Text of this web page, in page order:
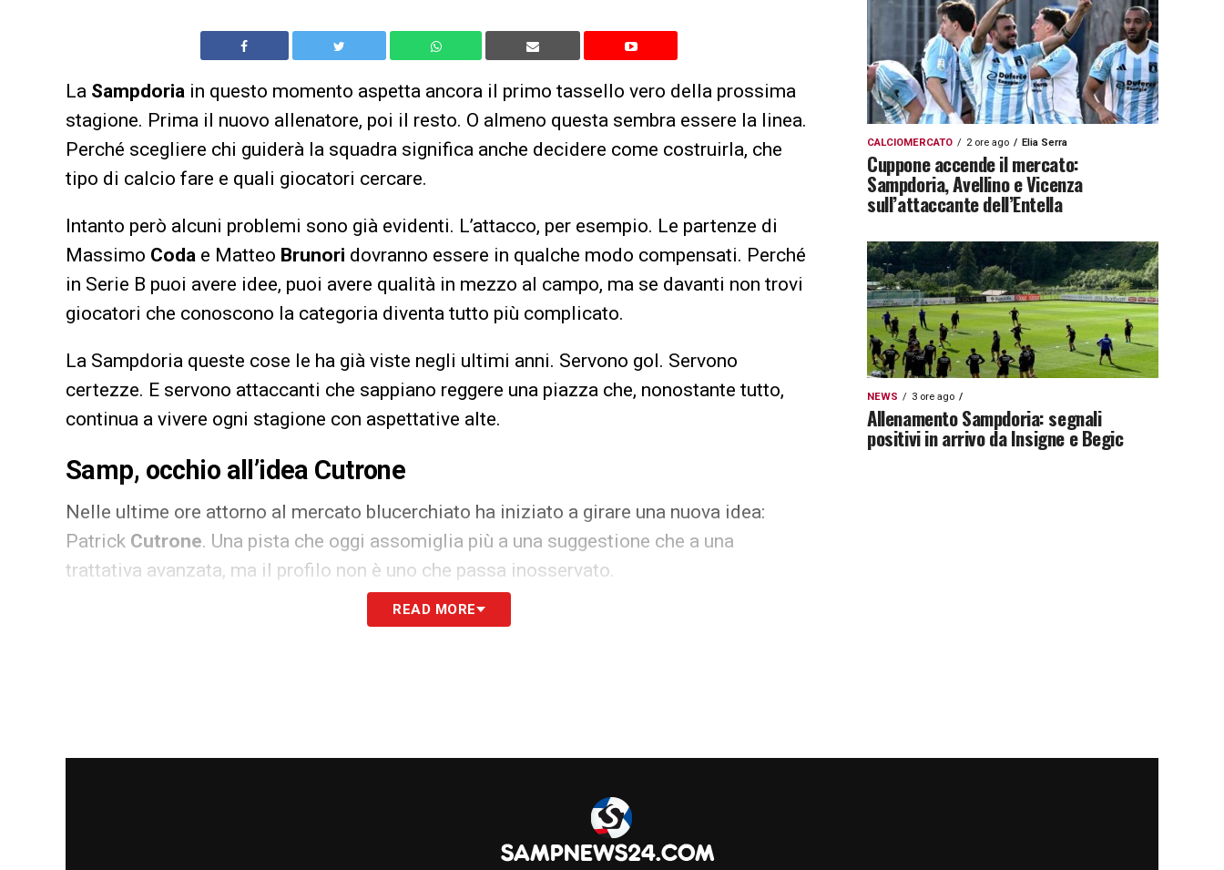
La Sampdoria in questo momento aspetta ancora il primo tassello vero della prossima
stagione. Prima il nuovo allenatore, poi il resto. O almeno questa sembra essere la linea.
Perché scegliere chi guiderà la squadra significa anche decidere come costruirla, che
tipo di calcio fare e quali giocatori cercare.
Intanto però alcuni problemi sono già evidenti. L’attacco, per esempio. Le partenze di
Massimo Coda e Matteo Brunori dovranno essere in qualche modo compensati. Perché
in Serie B puoi avere idee, puoi avere qualità in mezzo al campo, ma se davanti non trovi
giocatori che conoscono la categoria diventa tutto più complicato.
La Sampdoria queste cose le ha già viste negli ultimi anni. Servono gol. Servono
certezze. E servono attaccanti che sappiano reggere una piazza che, nonostante tutto,
continua a vivere ogni stagione con aspettative alte.
Samp, occhio all’idea Cutrone
Nelle ultime ore attorno al mercato blucerchiato ha iniziato a girare una nuova idea:
Patrick Cutrone. Una pista che oggi assomiglia più a una suggestione che a una
trattativa avanzata, ma il profilo non è uno che passa inosservato.
READ MORE
CALCIOMERCATO 2 ore ago Elia Serra
Cuppone accende il mercato:
Sampdoria, Avellino e Vicenza
sull’attaccante dell’Entella
NEWS 3 ore ago
Allenamento Sampdoria: segnali
positivi in arrivo da Insigne e Begic